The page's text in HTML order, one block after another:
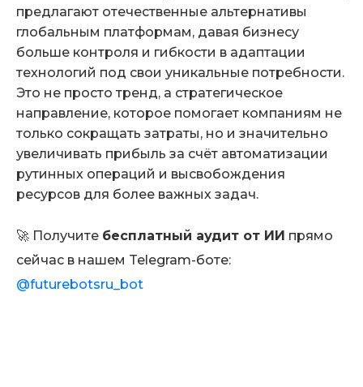
предлагают отечественные альтернативы
глобальным платформам, давая бизнесу
больше контроля и гибкости в адаптации
технологий под свои уникальные потребности.
Это не просто тренд, а стратегическое
направление, которое помогает компаниям не
только сокращать затраты, но и значительно
увеличивать прибыль за счёт автоматизации
рутинных операций и высвобождения
ресурсов для более важных задач.
🚀 Получите бесплатный аудит от ИИ прямо
сейчас в нашем Telegram-боте:
@futurebotsru_bot